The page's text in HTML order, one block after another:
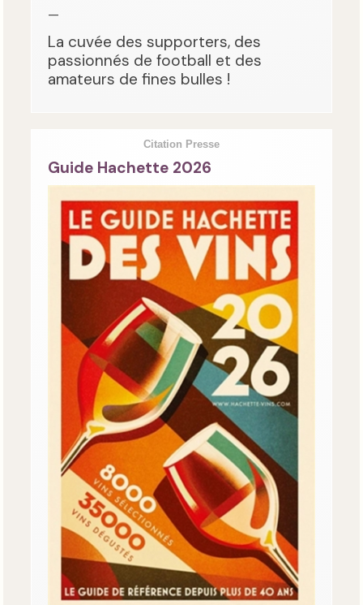
—
La cuvée des supporters, des
passionnés de football et des
amateurs de fines bulles !
Citation Presse
Guide Hachette 2026